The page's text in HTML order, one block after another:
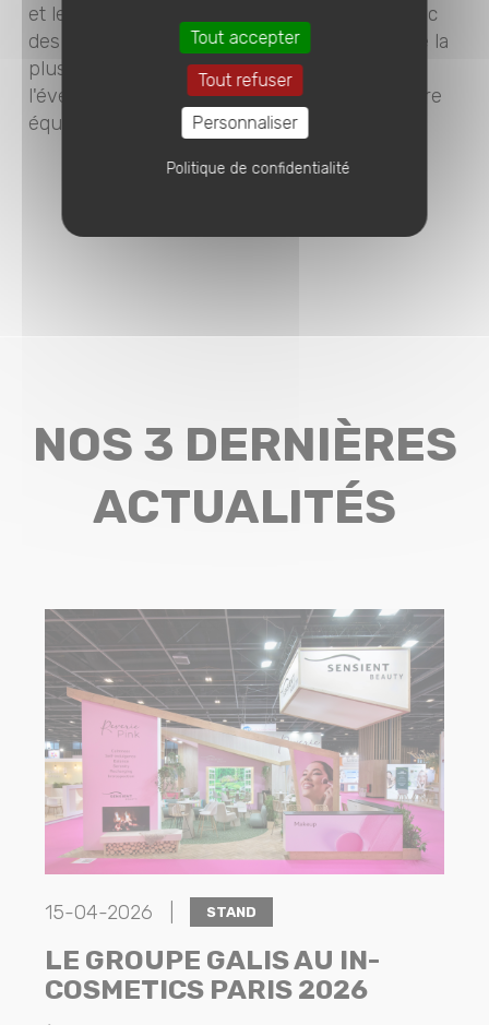
et les attentes de vos salariés. Collaborer avec
des partenaires experts est aussi la méthode la
plus sûre pour garantir le succès de
l'événement et offrir un beau souvenir à votre
équipe.
NOS 3 DERNIÈRES
ACTUALITÉS
15-04-2026 | STAND
LE GROUPE GALIS AU IN-
COSMETICS PARIS 2026
Tout accepter
Tout refuser
Personnaliser
Politique de confidentialité